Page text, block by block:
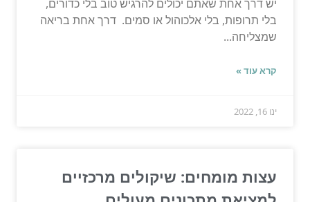
יש דרך אחת שאתם יכולים להרגיש טוב בלי כדורים,
בלי תרופות, בלי אלכוהול או סמים. דרך אחת בריאה
שמצליחה...
קרא עוד »
ינו 16, 2022
עצות מומחים: שיקולים מרכזיים